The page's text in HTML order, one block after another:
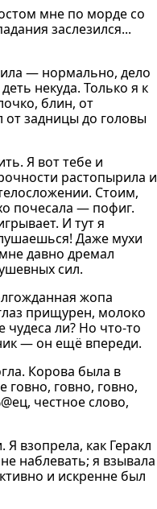
мне по морде со
заслезился...
— нормально, дело
некуда. Только я к
блин, от
от задницы до головы
Я вот тебе и
растопырила и
Стоим,
почесала — пофиг.
И тут я
Даже мухи
давно дремал
сил.
жопа
прищурен, молоко
ли? Но что-то
— он ещё впереди.
Корова была в
говно, говно, говно,
честное слово,
взопрела, как Геракл
наблевать; я взывала
и искренне был